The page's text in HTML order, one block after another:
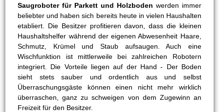
Saugroboter für Parkett und Holzboden werden immer
beliebter und haben sich bereits heute in vielen Haushalten
etabliert. Die Besitzer profitieren davon, dass die kleinen
Haushaltshelfer während der eigenen Abwesenheit Haare,
Schmutz, Krümel und Staub aufsaugen. Auch eine
Wischfunktion ist mittlerweile bei zahlreichen Robotern
integriert. Die Vorteile liegen auf der Hand - Der Boden
sieht stets sauber und ordentlich aus und selbst
Überraschungsgäste können einen nicht mehr wirklich
überraschen, ganz zu schweigen von dem Zugewinn an
Freizeit für den Besitzer.